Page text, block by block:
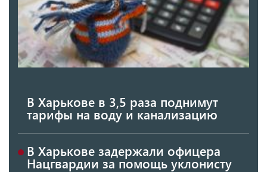
В Харькове в 3,5 раза поднимут
тарифы на воду и канализацию
В Харькове задержали офицера
Нацгвардии за помощь уклонисту